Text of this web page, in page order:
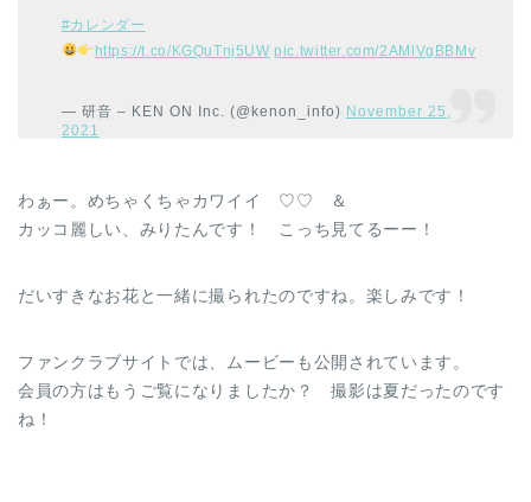
#カレンダー
https://t.co/KGQuTnj5UW pic.twitter.com/2AMlVgBBMv
— 研音 – KEN ON Inc. (@kenon_info) November 25,
2021
わぁー。めちゃくちゃカワイイ ♡♡ ＆
カッコ麗しい、みりたんです！ こっち見てるーー！
だいすきなお花と一緒に撮られたのですね。楽しみです！
ファンクラブサイトでは、ムービーも公開されています。
会員の方はもうご覧になりましたか？ 撮影は夏だったのです
ね！